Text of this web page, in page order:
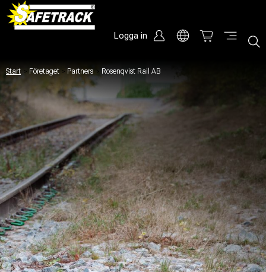
Logga in
Start / Företaget / Partners / Rosenqvist Rail AB